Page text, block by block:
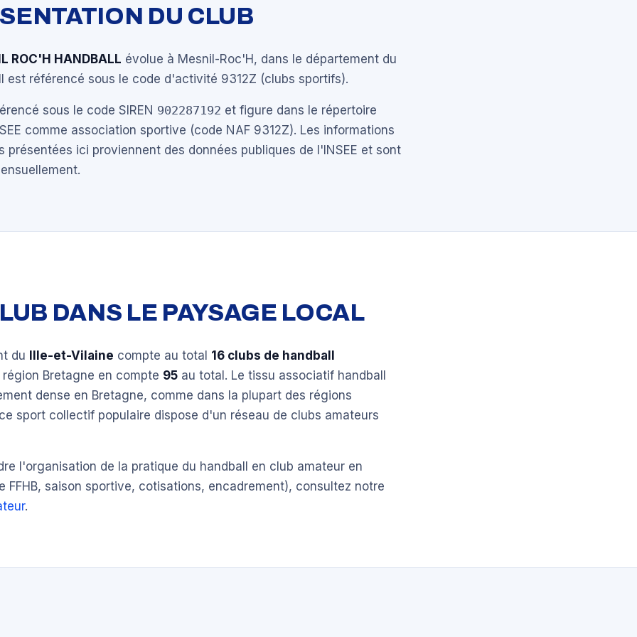
DU CLUB
ROC'H HANDBALL évolue à Mesnil-Roc'H, dans le département du
est référencé sous le code d'activité 9312Z (clubs sportifs).
sous le code SIREN 902287192 et figure dans le répertoire
comme association sportive (code NAF 9312Z). Les informations
présentées ici proviennent des données publiques de l'INSEE et sont
DANS LE PAYSAGE LOCAL
du Ille-et-Vilaine compte au total 16 clubs de handball
Bretagne en compte 95 au total. Le tissu associatif handball
dense en Bretagne, comme dans la plupart des régions
sport collectif populaire dispose d'un réseau de clubs amateurs
l'organisation de la pratique du handball en club amateur en
FFHB, saison sportive, cotisations, encadrement), consultez notre
.